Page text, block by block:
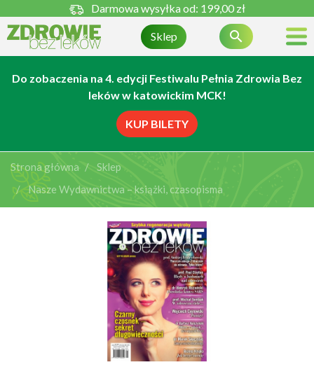
Darmowa wysyłka od: 199,00 zł
Sklep 
Do zobaczenia na 4. edycji Festiwalu Pełnia Zdrowia Bez
leków w katowickim MCK!
KUP BILETY
Strona główna
Sklep
Nasze Wydawnictwa – książki, czasopisma